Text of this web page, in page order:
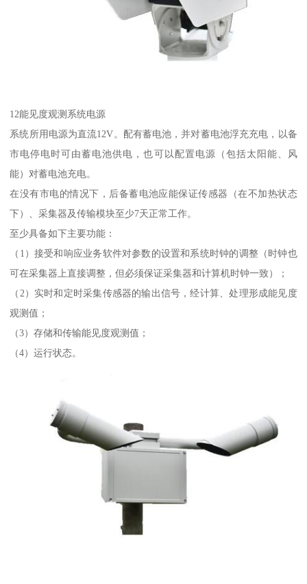
12能见度观测系统电源
系统所用电源为直流12V。配有蓄电池，并对蓄电池浮充充电，以备
市电停电时可由蓄电池供电，也可以配置电源（包括太阳能、风
能）对蓄电池充电。
在没有市电的情况下，后备蓄电池应能保证传感器（在不加热状态
下）、采集器及传输模块至少7天正常工作。
至少具备如下主要功能：
（1）接受和响应业务软件对参数的设置和系统时钟的调整（时钟也
可在采集器上直接调整，但必须保证采集器和计算机时钟一致）；
（2）实时和定时采集传感器的输出信号，经计算、处理形成能见度
观测值；
（3）存储和传输能见度观测值；
（4）运行状态。